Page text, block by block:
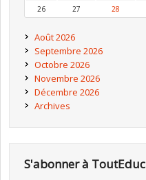
26
27 28
Août 2026
Septembre 2026
Octobre 2026
Novembre 2026
Décembre 2026
Archives
S'abonner à ToutEduc